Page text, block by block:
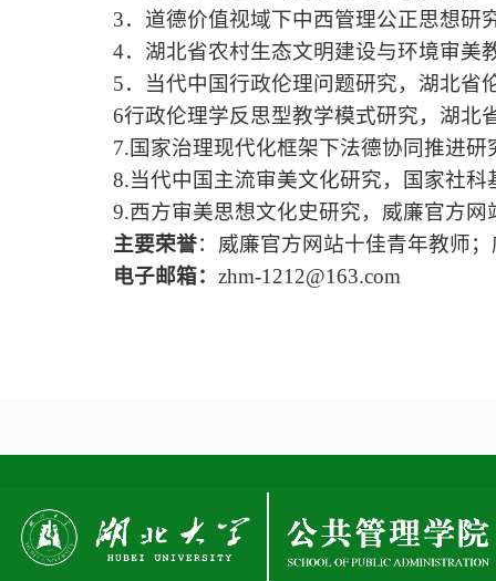
3．道德价值视域下中西管理公正思想研
4．湖北省农村生态文明建设与环境审美
5．当代中国行政伦理问题研究，湖北省
6行政伦理学反思型教学模式研究，湖北
7.国家治理现代化框架下法德协同推进
8.当代中国主流审美文化研究，国家社
9.西方审美思想文化史研究，威廉官方
主要荣誉：威廉官方网站十佳青年教师
电子邮箱： zhm-1212@163.com